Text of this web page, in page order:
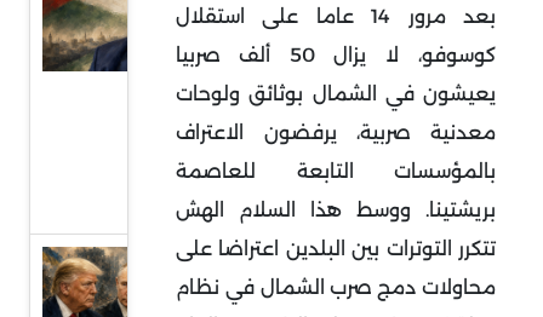
بعد مرور 14 عاما على استقلال
كوسوفو، لا يزال 50 ألف صربيا
يعيشون في الشمال بوثائق ولوحات
معدنية صربية، يرفضون الاعتراف
بالمؤسسات التابعة للعاصمة
بريشتينا. ووسط هذا السلام الهش
تتكرر التوترات بين البلدين اعتراضا على
محاولات دمج صرب الشمال في نظام
انتخاب
الحية
رئيسا
للمكتب
السياسي
لحماس
وبوتين